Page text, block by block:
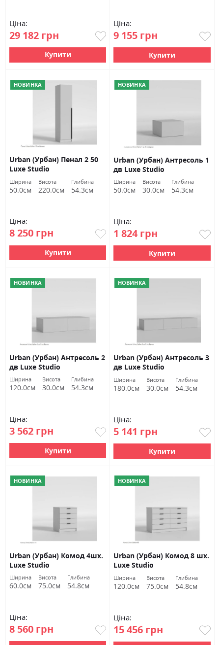
Ціна:
29 182 грн
Купити
Ціна:
9 155 грн
Купити
НОВИНКА
Urban (Урбан) Пенал 2 50
Luxe Studio
Ширина
50.0см
Висота
220.0см
Глибина
54.3см
Ціна:
8 250 грн
Купити
НОВИНКА
Urban (Урбан) Антресоль 1
дв Luxe Studio
Ширина
50.0см
Висота
30.0см
Глибина
54.3см
Ціна:
1 824 грн
Купити
НОВИНКА
Urban (Урбан) Антресоль 2
дв Luxe Studio
Ширина
120.0см
Висота
30.0см
Глибина
54.3см
Ціна:
3 562 грн
Купити
НОВИНКА
Urban (Урбан) Антресоль 3
дв Luxe Studio
Ширина
180.0см
Висота
30.0см
Глибина
54.3см
Ціна:
5 141 грн
Купити
НОВИНКА
Urban (Урбан) Комод 4шх.
Luxe Studio
Ширина
60.0см
Висота
75.0см
Глибина
54.8см
Ціна:
8 560 грн
НОВИНКА
Urban (Урбан) Комод 8 шх.
Luxe Studio
Ширина
120.0см
Висота
75.0см
Глибина
54.8см
Ціна:
15 456 грн